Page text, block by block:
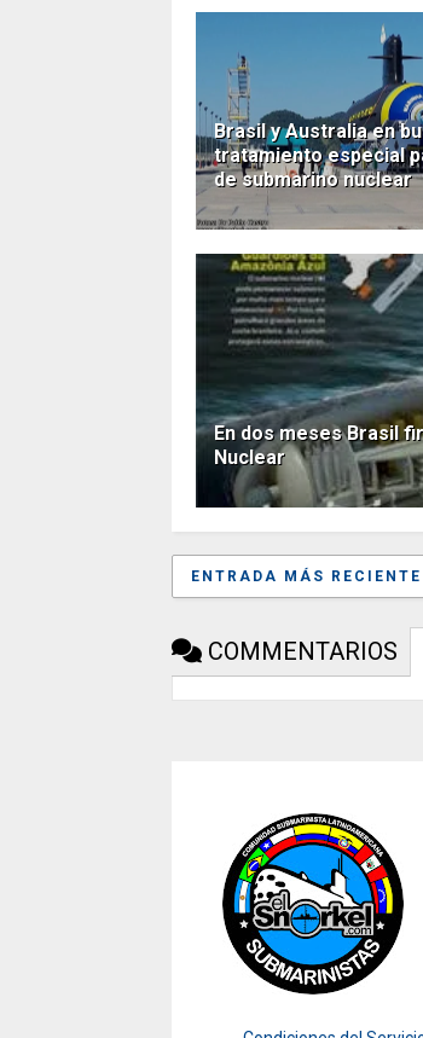
Brasil y Australia en
tratamiento especial
de submarino nuclear
En dos meses Brasil
Nuclear
ENTRADA MÁS RECIENTE
COMMENTARIOS